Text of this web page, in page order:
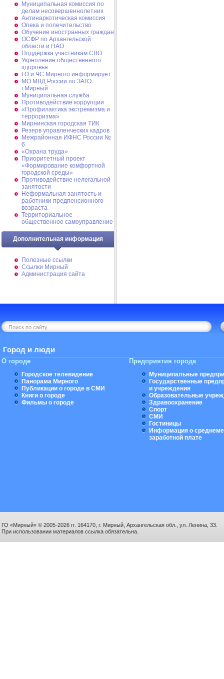
Муниципальная комиссия по
делам несовершеннолетних
Антинаркотическая комиссия
Опека и попечительство
Обучение иностранных граждан
ОСФР по Архангельской
области и НАО
Поддержка участникам СВО
Укрепление общественного
здоровья
ГО и ЧС Мирного информирует
МО МВД России по ЗАТО
г.Мирный
Муниципальная cлужба
Противодействие коррупции
«Профилактика экстремизма и
терроризма»
Мирнинская городская ТИК
Резерв управленческих кадров
Межрайонная ИФНС России №
6
«Охрана труда»
Приоритетный проект
«Формирование комфортной
городской среды»
Противодействие нелегальной
занятости
Неформальная занятость и
работники предпенсионного
возраста
Территориальное
общественное самоуправление
Дополнительная информация
Полезные ссылки
Ссылки Мирный
Администрация сайта
Город и люди
О городе
Городское телевидение
Панорама Мирного
Публикации о городе в СМИ
Книги о городе
Фильмы о городе
Предприятия города
Муниципальные
Государственные
и учреждения
Образовательные
Здравоохранение
Спорт
СМИ
Гостиницы
Информация о
заработной плате
ГО «Мирный» © 2005-2026 гг. 164170, г. Мирный, Архангельская обл., ул. Ленина, 33.
При использовании материалов ссылка обязательна.